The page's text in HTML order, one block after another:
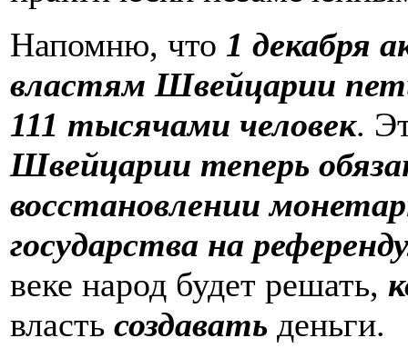
Напомню, что 1 декабря
властям Швейцарии
111 тысячами человек.
Швейцарии теперь
восстановлении
государства на
веке народ будет решать,
власть создавать деньги.